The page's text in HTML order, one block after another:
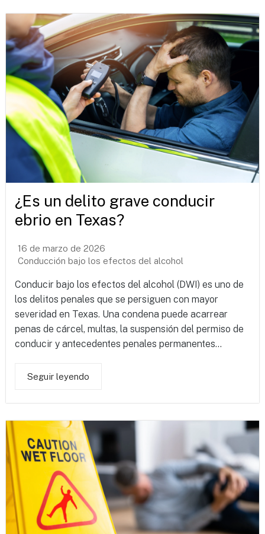
¿Es un delito grave conducir
ebrio en Texas?
16 de marzo de 2026
Conducción bajo los efectos del alcohol
Conducir bajo los efectos del alcohol (DWI) es uno de
los delitos penales que se persiguen con mayor
severidad en Texas. Una condena puede acarrear
penas de cárcel, multas, la suspensión del permiso de
conducir y antecedentes penales permanentes...
Seguir leyendo